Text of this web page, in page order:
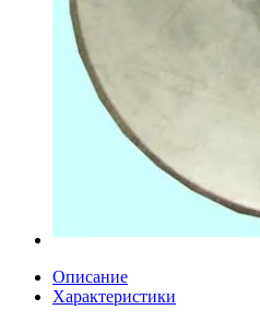
Описание
Характеристики